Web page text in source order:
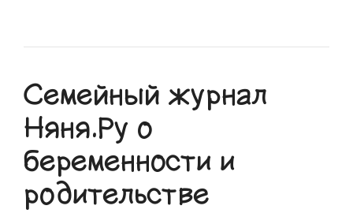
Семейный журнал
Няня.Ру о
беременности и
родительстве